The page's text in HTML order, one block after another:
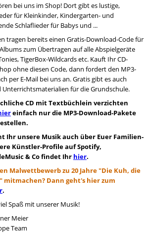
bei uns im Shop! Dort gibt es lustige,
für Kleinkinder, Kindergarten- und
Schlaflieder für Babys und ...
tragen bereits einen Gratis-Download-Code für
zum Übertragen auf alle Abspielgeräte
TigerBox-Wildcards etc. Kauft Ihr CD-
ohne diesen Code, dann fordert den MP3-
per E-Mail bei uns an. Gratis gibt es auch
für die Grundschule.
CD mit Textbüchlein verzichten
einfach nur die MP3-Download-Pakete
Ihr unsere Musik auch über Euer Familien-
Künstler-Profile auf Spotify,
& Co findet Ihr hier.
Malwettbewerb zu 20 Jahre "Die Kuh, die
mitmachen? Dann geht's hier zum
.
Spaß mit unserer Musik!
Meier
Team